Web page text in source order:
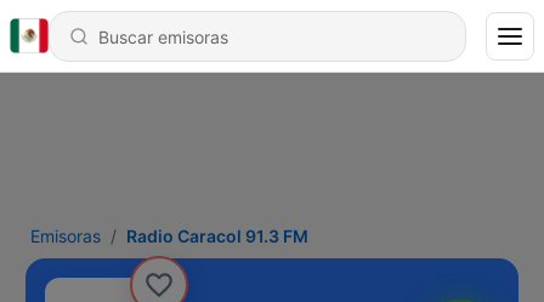
Emisoras Radio Caracol 91.3 FM